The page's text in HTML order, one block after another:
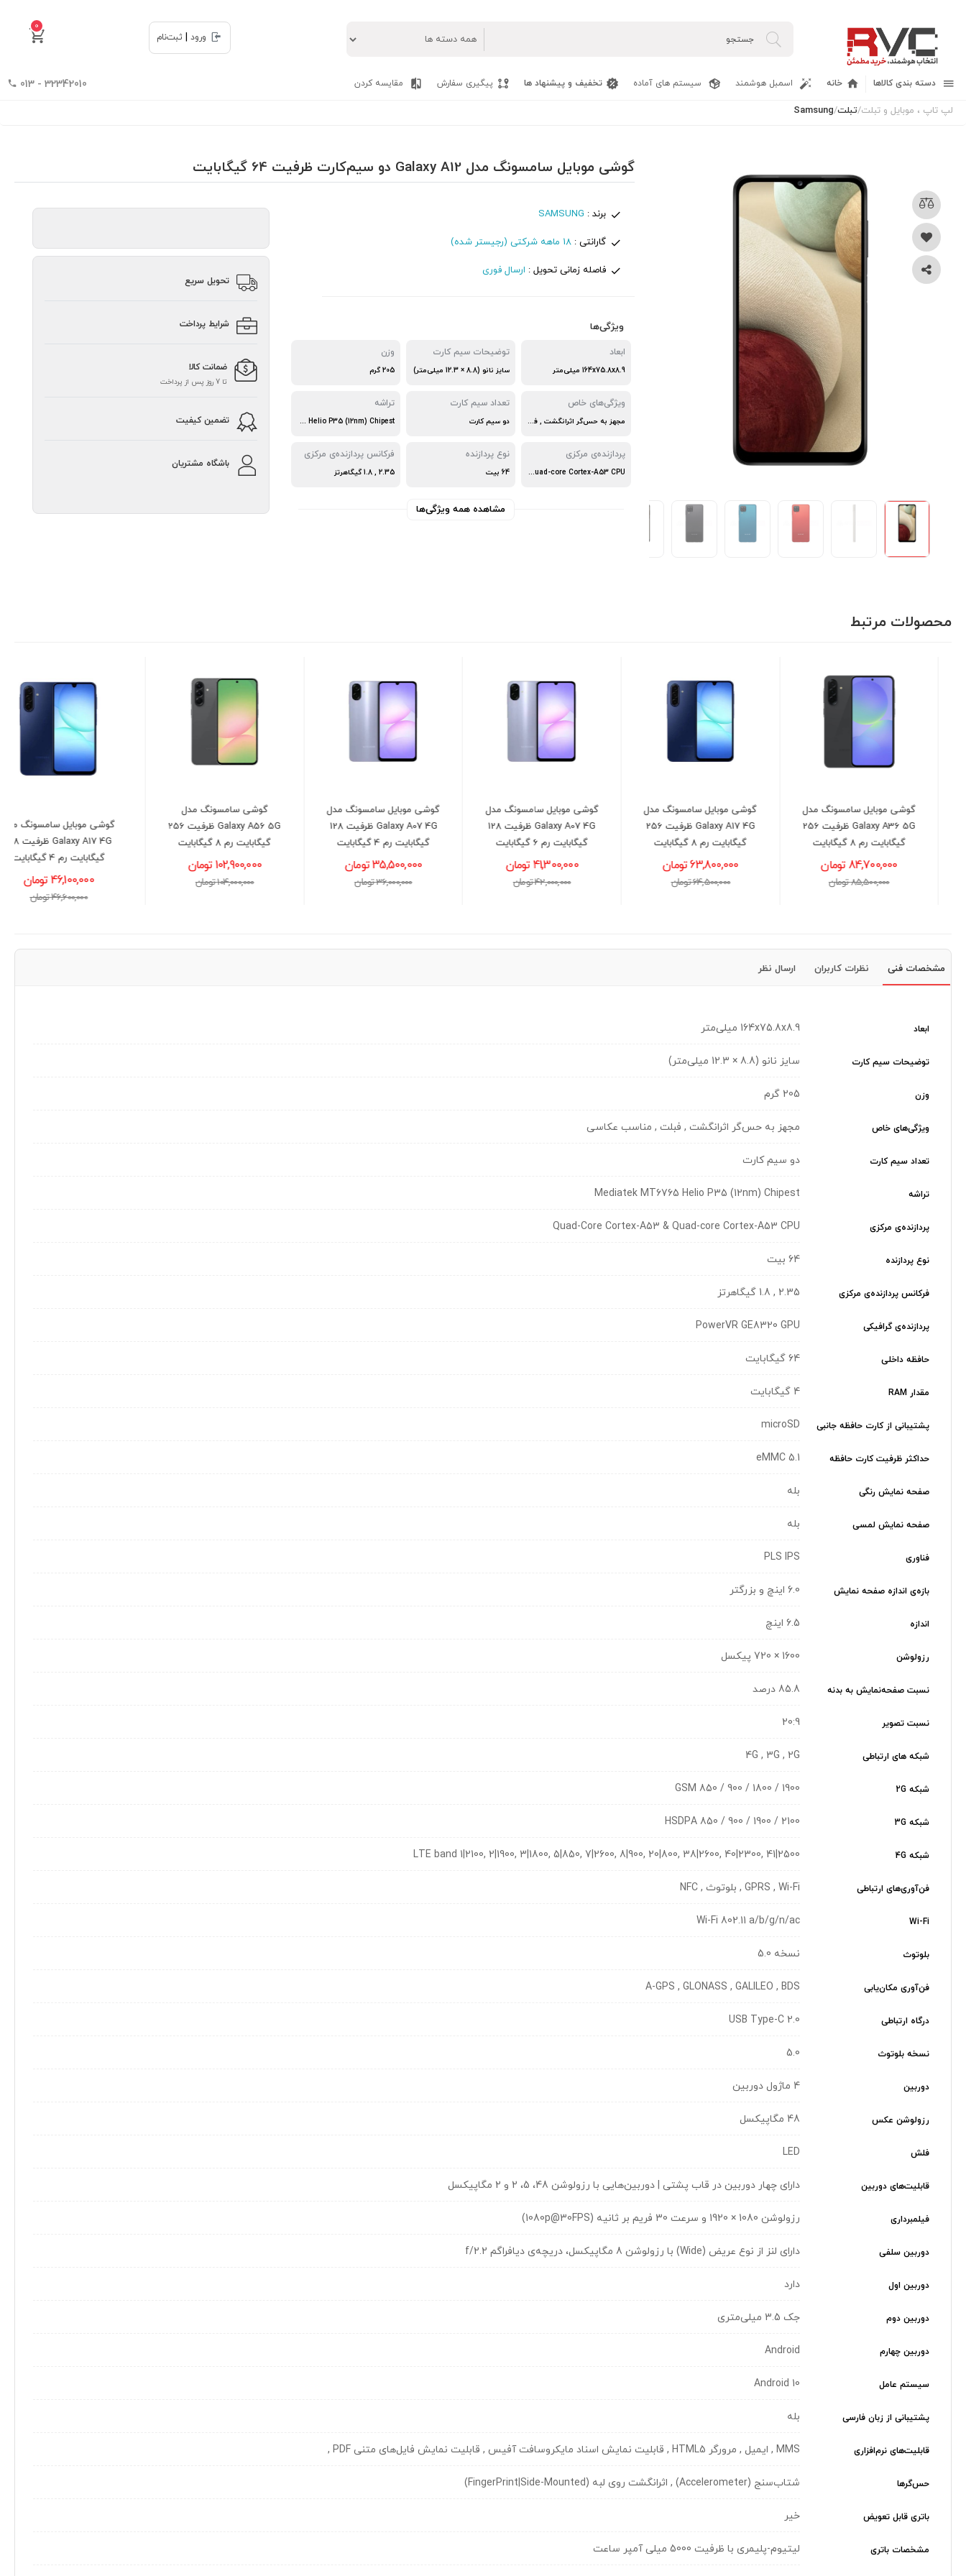
0
ورود
ثبت‌نام
دسته بندی کالاها خانه اسمبل هوشمند سیستم های آماده تخفیف و پیشنهاد ها پیگیری سفارش مقایسه کردن 32342010 - 013
لپ تاپ ، موبایل و تبلت/تبلت/
Samsung
گوشی موبایل سامسونگ مدل Galaxy A12 دو سیم‌کارت ظرفیت 64 گیگابایت
برند : SAMSUNG
گارانتی : 18 ماهه شرکتی (رجیستر شده)
فاصله زمانی تحویل : ارسال فوری
ویژگی‌ها
ابعاد
164x75.8x8.9 میلی‌متر
توضیحات سیم کارت
سایز نانو (8.8 × 12.3 میلی‌متر)
وزن
205 گرم
ویژگی‌های خاص
مجهز به حس‌گر اثرانگشت , فبلت , مناسب عکاسی
تعداد سیم کارت
دو سیم کارت
تراشه
Mediatek MT6765 Helio P35 (12nm) Chipest
پردازنده‌ی مرکزی
Quad-Core Cortex-A53 & Quad-core Cortex-A53 CPU
نوع پردازنده
64 بیت
فرکانس پردازنده‌ی مرکزی
2.35 , 1.8 گیگاهرتز
مشاهده همه ویژگی‌ها
تحویل سریع
شرایط پرداخت
ضمانت کالا
تا 7 روز پس از پرداخت
تضمین کیفیت
باشگاه مشتریان
محصولات مرتبط
گوشی موبايل سامسونگ مدل
Galaxy A07 4G ظرفیت 64
گیگابایت رم 4 گیگابایت
29,700,000 تومان
30,500,000 تومان
گوشی موبايل سامسونگ مدل
Galaxy A36 5G ظرفیت 256
گیگابایت رم 8 گیگابایت
84,700,000 تومان
85,500,000 تومان
گوشی موبایل سامسونگ مدل
Galaxy A17 4G ظرفیت 256
گیگابایت رم 8 گیگابایت
63,800,000 تومان
64,500,000 تومان
گوشی موبايل سامسونگ مدل
Galaxy A07 4G ظرفیت 128
گیگابایت رم 6 گیگابایت
41,300,000 تومان
42,000,000 تومان
گوشی موبايل سامسونگ مدل
Galaxy A07 4G ظرفیت 128
گیگابایت رم 4 گیگابایت
35,500,000 تومان
36,000,000 تومان
Galaxy A56 5G ظرفیت 256
گیگابایت رم 8 گیگابایت
102,900,000 تومان
104,000,000 تومان
مشخصات فنی نظرات کاربران ارسال نظر
ابعاد 164x75.8x8.9 میلی‌متر
توضیحات سیم کارت سایز نانو (8.8 × 12.3 میلی‌متر)
وزن 205 گرم
ویژگی‌های خاص مجهز به حس‌گر اثرانگشت , فبلت , مناسب عکاسی
تعداد سیم کارت دو سیم کارت
تراشه Mediatek MT6765 Helio P35 (12nm) Chipest
پردازنده‌ی مرکزی Quad-Core Cortex-A53 & Quad-core Cortex-A53 CPU
نوع پردازنده 64 بیت
فرکانس پردازنده‌ی مرکزی 2.35 , 1.8 گیگاهرتز
پردازنده‌ی گرافیکی PowerVR GE8320 GPU
حافظه داخلی 64 گیگابایت
مقدار RAM 4 گیگابایت
پشتیبانی از کارت حافظه جانبی microSD
حداکثر ظرفیت کارت حافظه eMMC 5.1
صفحه نمایش رنگی بله
صفحه نمایش لمسی بله
فناوری PLS IPS
بازه‌ی اندازه صفحه نمایش 6.0 اینچ و بزرگتر
اندازه 6.5 اینچ
رزولوشن 1600 × 720 پیکسل
نسبت صفحه‌نمایش به بدنه 85.8 درصد
نسبت تصویر 20:9
شبکه های ارتباطی 4G , 3G , 2G
شبکه 2G GSM 850 / 900 / 1800 / 1900
شبکه 3G HSDPA 850 / 900 / 1900 / 2100
شبکه 4G LTE band 1|2100, 2|1900, 3|1800, 5|850, 7|2600, 8|900, 20|800, 38|2600, 40|2300, 41|2500
فن‌آوری‌های ارتباطی GPRS , Wi-Fi , بلوتوث , NFC
Wi-Fi
Wi-Fi 802.11 a/b/g/n/ac
بلوتوث نسخه 5.0
فن‌آوری مکان‌یابی A-GPS , GLONASS , GALILEO , BDS
درگاه ارتباطی USB Type-C 2.0
نسخه بلوتوث 5.0
دوربین 4 ماژول دوربین
رزولوشن عکس 48 مگاپیکسل
فلش LED
قابلیت‌های دوربین دارای چهار دوربین در قاب پشتی | دوربین‌هایی با رزولوشن 48، 5، 2 و 2 مگاپیکسل
فیلمبرداری رزولوشن 1080 × 1920 و سرعت 30 فریم بر ثانیه (1080p@30FPS)
دوربین سلفی دارای لنز از نوع عریض (Wide) با رزولوشن 8 مگاپیکسل، دریچه‌ی دیافراگم f/2.2
دوربین اول دارد
دوربین دوم جک 3.5 میلی‌متری
دوربین چهارم Android
سیستم عامل Android 10
پشتیبانی از زبان فارسی بله
قابلیت‌های نرم‌افزاری MMS , ایمیل , مرورگر HTML5 , قابلیت نمایش اسناد مایکروسافت آفیس , قابلیت نمایش فایل‌های متنی PDF ,
حس‌گرها شتاب‌سنج (Accelerometer) , اثرانگشت روی لبه (FingerPrint|Side-Mounted)
باتری قابل تعویض خیر
مشخصات باتری لیتیوم-پلیمری با ظرفیت 5000 میلی آمپر ساعت